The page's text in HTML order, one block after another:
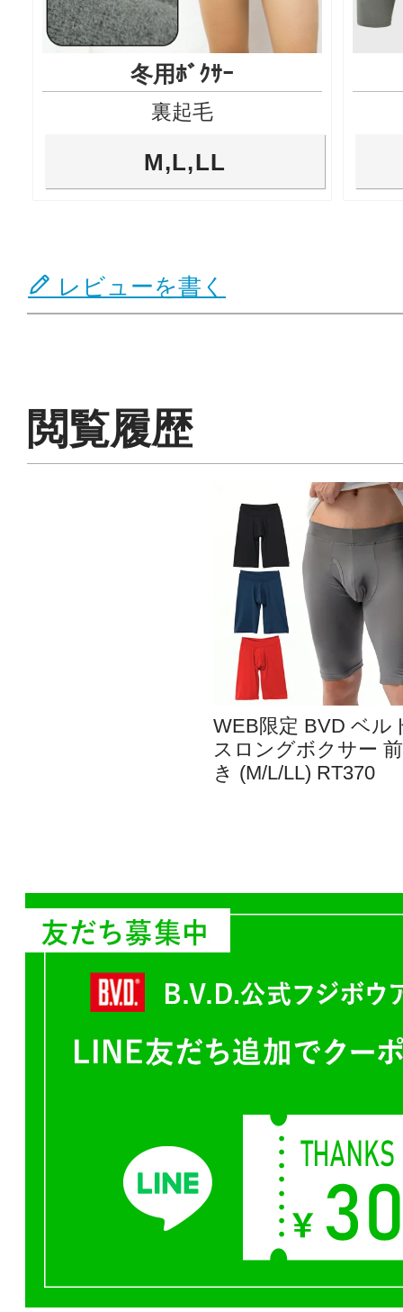
冬用ﾎﾞｸｻｰ
裏起毛
M,L,LL
レビューを書く
閲覧履歴
WEB限定 BVD ベル
スロングボクサー
き (M/L/LL) RT370